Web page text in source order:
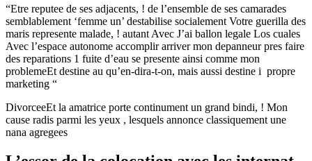
“Etre reputee de ses adjacents, ! de l’ensemble de ses camarades
semblablement ‘femme un’ destabilise socialement Votre guerilla des
maris represente malade, ! autant Avec J’ai ballon legale Los cuales
Avec l’espace autonome accomplir arriver mon depanneur pres faire
des reparations 1 fuite d’eau se presente ainsi comme mon
problemeEt destine au qu’en-dira-t-on, mais aussi destine i propre
marketing “
DivorceeEt la amatrice porte continument un grand bindi, ! Mon
cause radis parmi les yeux , lesquels annonce classiquement une
nana agregees